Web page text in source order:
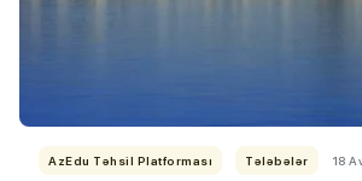
AzEdu Təhsil Platforması Tələbələr 18